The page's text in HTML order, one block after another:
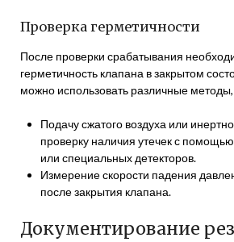
Проверка герметичности
После проверки срабатывания
герметичность клапана в закрытом
можно использовать различные методы,
Подачу сжатого воздуха или
проверку наличия утечек с
или специальных детекторов.
Измерение скорости падения
после закрытия клапана.
Документирование